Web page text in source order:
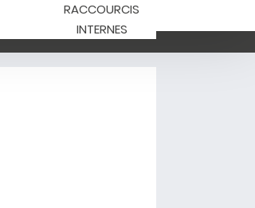
RACCOURCIS
INTERNES